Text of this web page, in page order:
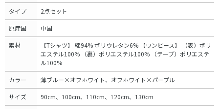
タイプ 2点セット
原産国 中国
素材
【Tシャツ】 綿94% ポリウレタン6% 【ワンピース】 （表）ポリ
エステル100% （裹）ポリエステル100% （テープ）ポリエステ
ル100%
カラー 薄ブルー×オフホワイト、オフホワイト×パープル
サイズ 90cm、100cm、110cm、120cm、130cm